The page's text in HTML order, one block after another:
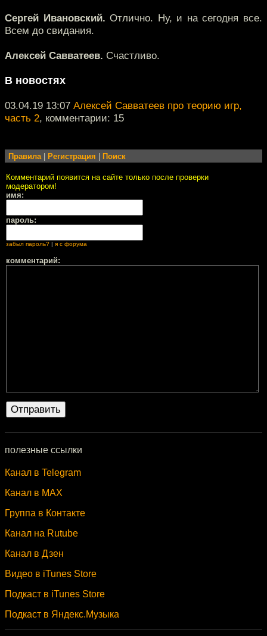
Сергей Ивановский. Отлично. Ну, и на сегодня все.
Всем до свидания.
Алексей Савватеев. Счастливо.
В новостях
03.04.19 13:07 Алексей Савватеев про теорию игр,
часть 2, комментарии: 15
Правила| Регистрация Поиск
Комментарий появится на сайте только после проверки
модератором!
имя:
пароль:
забыл пароль? я с форума
комментарий:
полезные ссылки
Канал в Telegram
Канал в MAX
Группа в Контакте
Канал на Rutube
Канал в Дзен
Видео в iTunes Store
Подкаст в iTunes Store
Подкаст в Яндекс.Музыка